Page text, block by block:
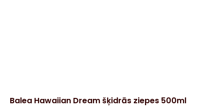
Balea Hawaiian Dream šķidrās ziepes 500ml